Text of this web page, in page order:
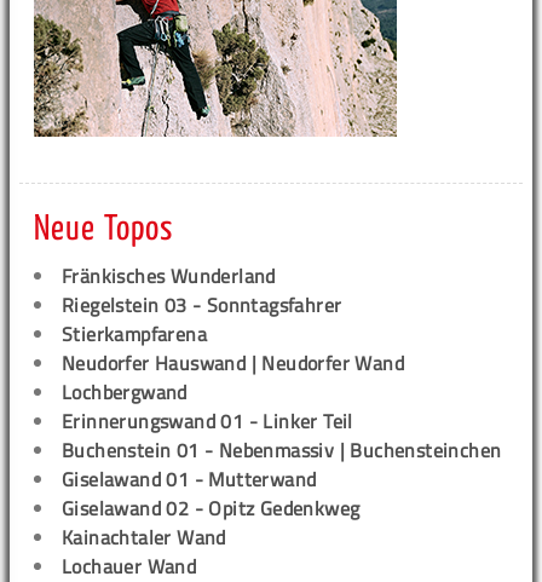
Neue Topos
Fränkisches Wunderland
Riegelstein 03 - Sonntagsfahrer
Stierkampfarena
Neudorfer Hauswand | Neudorfer Wand
Lochbergwand
Erinnerungswand 01 - Linker Teil
Buchenstein 01 - Nebenmassiv | Buchensteinchen
Giselawand 01 - Mutterwand
Giselawand 02 - Opitz Gedenkweg
Kainachtaler Wand
Lochauer Wand